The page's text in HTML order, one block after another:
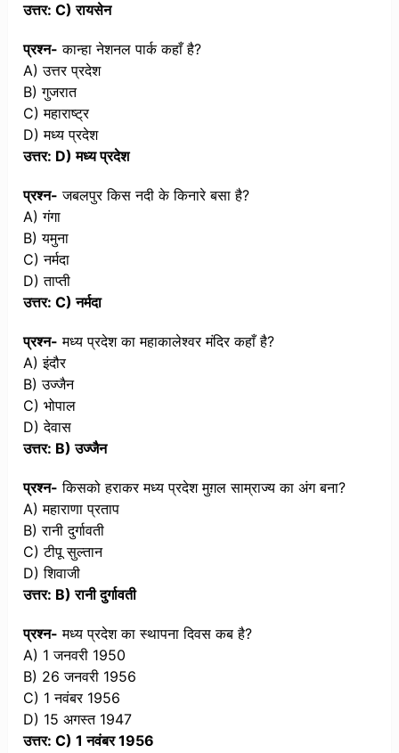
उत्तर: C) रायसेन
प्रश्न- कान्हा नेशनल पार्क कहाँ है?
A) उत्तर प्रदेश
B) गुजरात
C) महाराष्ट्र
D) मध्य प्रदेश
उत्तर: D) मध्य प्रदेश
प्रश्न- जबलपुर किस नदी के किनारे बसा है?
A) गंगा
B) यमुना
C) नर्मदा
D) ताप्ती
उत्तर: C) नर्मदा
प्रश्न- मध्य प्रदेश का महाकालेश्वर मंदिर कहाँ है?
A) इंदौर
B) उज्जैन
C) भोपाल
D) देवास
उत्तर: B) उज्जैन
प्रश्न- किसको हराकर मध्य प्रदेश मुग़ल साम्राज्य का अंग बना?
A) महाराणा प्रताप
B) रानी दुर्गावती
C) टीपू सुल्तान
D) शिवाजी
उत्तर: B) रानी दुर्गावती
प्रश्न- मध्य प्रदेश का स्थापना दिवस कब है?
A) 1 जनवरी 1950
B) 26 जनवरी 1956
C) 1 नवंबर 1956
D) 15 अगस्त 1947
उत्तर: C) 1 नवंबर 1956